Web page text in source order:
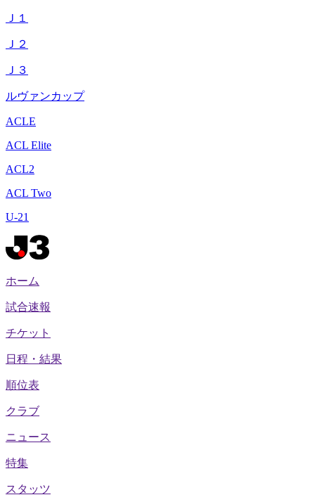
Ｊ１
Ｊ２
Ｊ３
ルヴァンカップ
ACLE
ACL Elite
ACL2
ACL Two
U-21
ホーム
試合速報
チケット
日程・結果
順位表
クラブ
ニュース
特集
スタッツ